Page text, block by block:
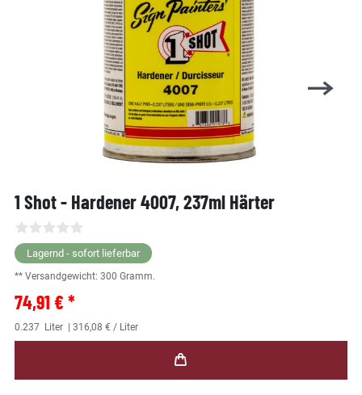
1 Shot - Hardener 4007, 237ml Härter
Lagernd - sofort lieferbar
** Versandgewicht: 300 Gramm.
74,91 € *
0.237 Liter | 316,08 € / Liter